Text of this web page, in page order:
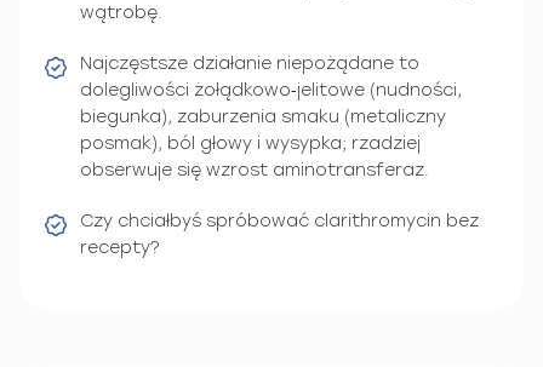
wątrobę.
Najczęstsze działanie niepożądane to
dolegliwości żołądkowo‑jelitowe (nudności,
biegunka), zaburzenia smaku (metaliczny
posmak), ból głowy i wysypka; rzadziej
obserwuje się wzrost aminotransferaz.
Czy chciałbyś spróbować clarithromycin bez
recepty?